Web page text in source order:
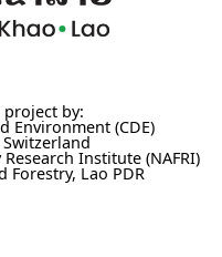
project by:
Environment (CDE)
Institute (NAFRI)
Lao PDR